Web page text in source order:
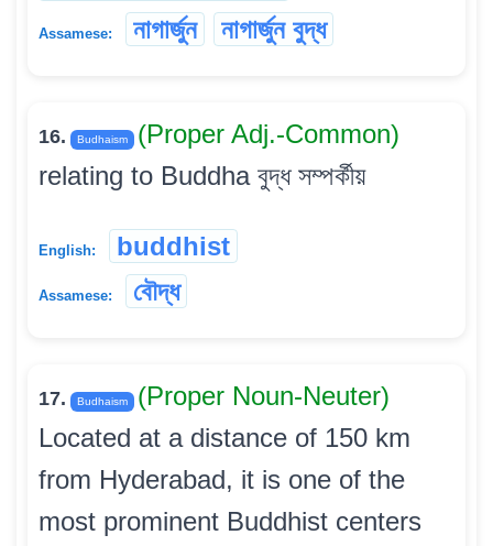
Assamese: নাগাৰ্জুন নাগাৰ্জুন বুদ্ধ
16. Budhaism
(Proper Adj.-Common)
relating to Buddha বুদ্ধ সম্পৰ্কীয়
English: buddhist
Assamese: বৌদ্ধ
17. Budhaism
(Proper Noun-Neuter)
Located at a distance of 150 km
from Hyderabad, it is one of the
most prominent Buddhist centers